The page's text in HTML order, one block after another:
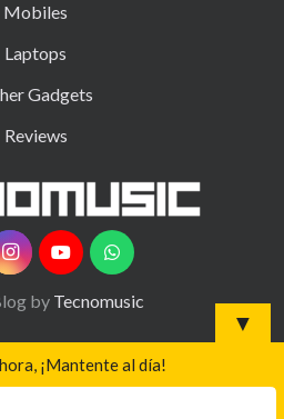
Mobiles
Laptops
Gadgets
Reviews
by Tecnomusic
▼
¡Mantente al día!